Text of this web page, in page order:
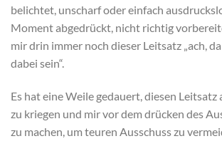
belichtet, unscharf oder einfach
Moment abgedrückt, nicht richtig
mir drin immer noch dieser Leitsatz „ach,
dabei sein“.
Es hat eine Weile gedauert, diesen Leitsatz
zu kriegen und mir vor dem drücken des
zu machen, um teuren Ausschuss zu